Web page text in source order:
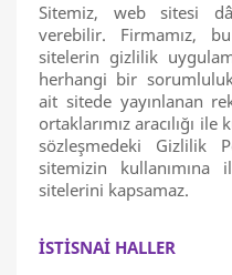
Sitemiz, web sitesi
verebilir. Firmamız,
sitelerin gizlilik
herhangi bir sorumluluk
ait sitede yayınlanan
ortaklarımız aracılığı ile
sözleşmedeki Gizlilik
sitemizin
sitelerini kapsamaz.
İSTİSNAİ HALLER